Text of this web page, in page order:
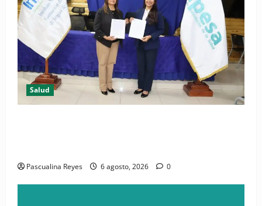
Salud
Pascualina Reyes 6 agosto, 2026 0